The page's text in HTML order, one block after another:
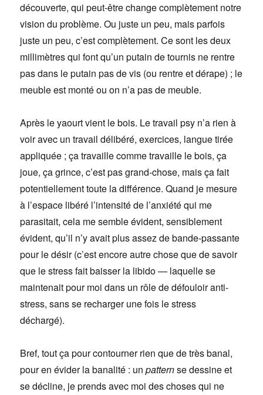
découverte, qui peut-être change complètement notre
vision du problème. Ou juste un peu, mais parfois
juste un peu, c’est complètement. Ce sont les deux
millimètres qui font qu’un putain de tournis ne rentre
pas dans le putain pas de vis (ou rentre et dérape) ; le
meuble est monté ou on n’a pas de meuble.
Après le yaourt vient le bois. Le travail psy n’a rien à
voir avec un travail délibéré, exercices, langue tirée
appliquée ; ça travaille comme travaille le bois, ça
joue, ça grince, c’est pas grand-chose, mais ça fait
potentiellement toute la différence. Quand je mesure
à l’espace libéré l’intensité de l’anxiété qui me
parasitait, cela me semble évident, sensiblement
évident, qu’il n’y avait plus assez de bande-passante
pour le désir (c’est encore autre chose que de savoir
que le stress fait baisser la libido — laquelle se
maintenait pour moi dans un rôle de défouloir anti-
stress, sans se recharger une fois le stress
déchargé).
Bref, tout ça pour contourner rien que de très banal,
pour en évider la banalité : unpatternse dessine et
se décline, je prends avec moi des choses qui ne